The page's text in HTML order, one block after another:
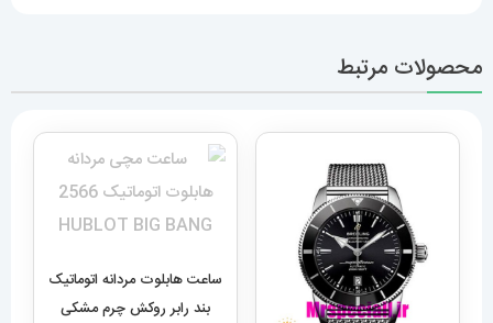
محصولات مرتبط
ساعت هابلوت مردانه اتوماتیک
بند رابر روکش چرم مشکی